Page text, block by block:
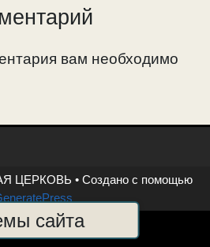
вам необходимо
ЦЕРКОВЬ • Создано с помощью
сайта